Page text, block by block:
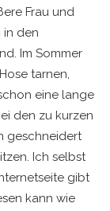
Frau und
in den
Im Sommer
tarnen,
eine lange
den zu kurzen
geschneidert
Ich selbst
gibt
kann wie